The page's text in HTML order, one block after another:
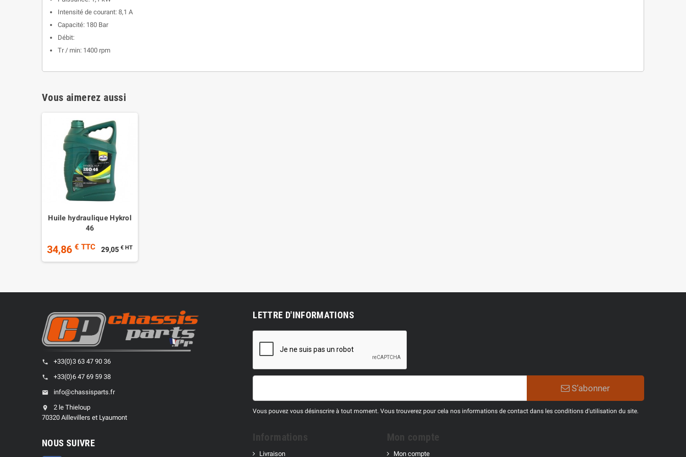
Intensité de courant: 8,1 A
Capacité: 180 Bar
Débit:
Tr / min: 1400 rpm
Vous aimerez aussi
Huile hydraulique Hykrol
46
34,86€ TTC 29,05€ HT
phone +33(0)3 63 47 90 36
phone +33(0)6 47 69 59 38
email info@chassisparts.fr
location_on
2 le Thieloup
70320 Aillevillers et Lyaumont
NOUS SUIVRE
LETTRE D'INFORMATIONS
S’abonner
Vous pouvez vous désinscrire à tout moment. Vous trouverez pour cela nos informations de contact dans les conditions d'utilisation du site.
Informations
Livraison
Mon compte
Mon compte